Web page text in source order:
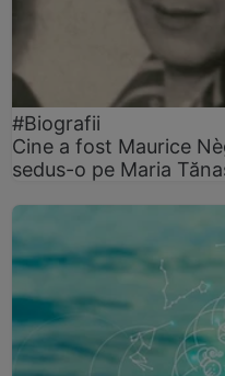
#Biografii
Cine a fost Maurice
sedus-o pe Maria